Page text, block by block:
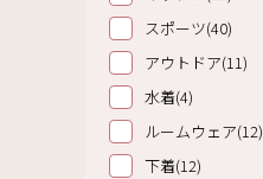
スポーツ(40)
アウトドア(11)
水着(4)
ルームウェア(12)
下着(12)